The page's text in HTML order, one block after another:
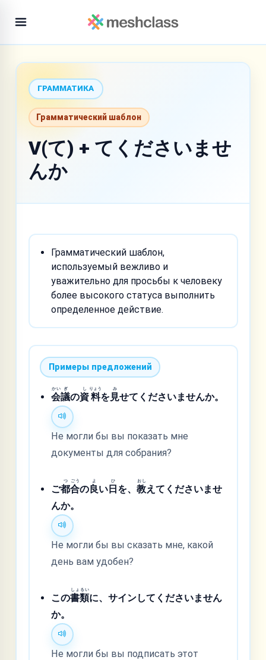
ГРАММАТИКА
Грамматический шаблон
V(て) + てくださいませ
んか
Грамматический шаблон,
используемый вежливо и
уважительно для просьбы к человеку
более высокого статуса выполнить
определенное действие.
Примеры предложений
会
かい
議
ぎ
の資
し
料
りょう
を見
み
せてくださいませんか。
Не могли бы вы показать мне
документы для собрания?
ご都
つ
合
ごう
の良
よ
い日
ひ
を、教
おし
えてくださいませ
んか。
Не могли бы вы сказать мне, какой
день вам удобен?
この書
しょ
類
るい
に、サインしてくださいません
か。
Не могли бы вы подписать этот